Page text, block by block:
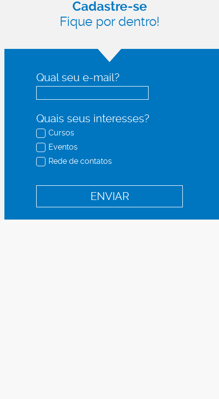
Cadastre-se
Fique por dentro!
Qual seu e-mail?
Quais seus interesses?
Cursos
Eventos
Rede de contatos